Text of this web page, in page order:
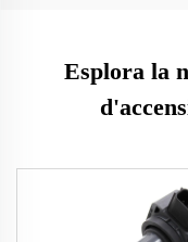
Esplora la